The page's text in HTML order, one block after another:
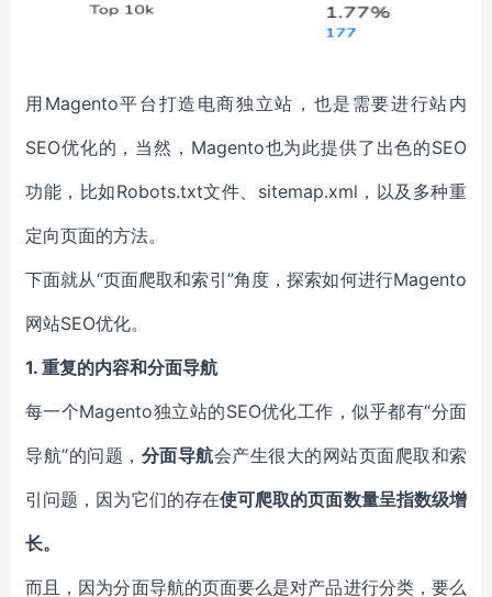
用Magento平台打造电商独立站，也是需要进行站内
SEO优化的，当然，Magento也为此提供了出色的SEO
功能，比如Robots.txt文件、sitemap.xml，以及多种重
定向页面的方法。
下面就从“页面爬取和索引”角度，探索如何进行Magento
网站SEO优化。
1. 重复的内容和分面导航
每一个Magento独立站的SEO优化工作，似乎都有“分面
导航”的问题， 分面导航会产生很大的网站页面爬取和索
引问题，因为它们的存在使可爬取的页面数量呈指数级增
长。
而且，因为分面导航的页面要么是对产品进行分类，要么